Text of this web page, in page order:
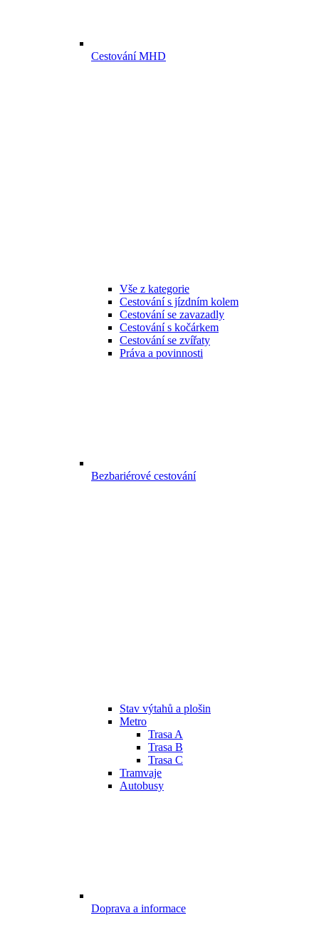
Cestování MHD
Vše z kategorie
Cestování s jízdním kolem
Cestování se zavazadly
Cestování s kočárkem
Cestování se zvířaty
Práva a povinnosti
Bezbariérové cestování
Stav výtahů a plošin
Metro
Trasa A
Trasa B
Trasa C
Tramvaje
Autobusy
Doprava a informace